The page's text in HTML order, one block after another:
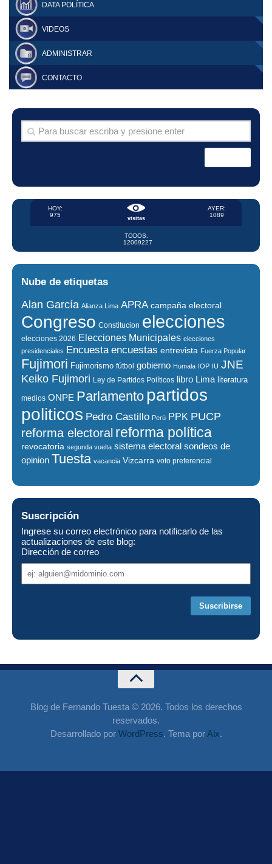
DATA POLÍTICA
VIDEOS
ADMINISTRAR
CONTACTO
visitas
HOY:
975
AYER:
1089
TODOS:
12009227
Nube de etiquetas
Alan García Alianza Lima APRA campaña electoral
Congreso Constitucion elecciones
elecciones 2026 Elecciones Municipales elecciones
presidenciales Encuesta encuestas entrevista Fuerza Popular
Fujimori Fujimorismo fútbol gobierno Humala IOP IU JNE
Keiko Fujimori Ley de Partidos Políticos libro Lima literatura
medios ONPE Parlamento partidos
politicos Pedro Castillo Perú PPK PUCP
reforma electoral reforma política
revocatoria segunda vuelta sistema electoral sondeos de
opinion Tuesta vacancia Vizcarra voto preferencial
Suscripción
Ingrese su correo electrónico para notificarlo de las
actualizaciones de este blog:
Dirección de correo
de
Blog de Fernando Tuesta © 2026. Todos los derechos
reservados.
Desarrollado por WordPress. Tema porAlx.